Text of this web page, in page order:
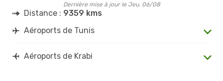
Dernière mise à jour le Jeu. 06/08
Distance : 9359 kms
Aéroports de Tunis
Aéroports de Krabi